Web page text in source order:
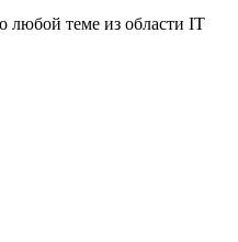
любой теме из области IT